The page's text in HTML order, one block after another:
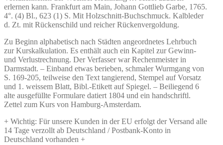
begreiflich
vorstellet,
Menge
erlernen kann. Frankfurt am Main, Johann Gottlieb Garbe, 1765.
4°. (4) Bl., 623 (1) S. Mit Holzschnitt-Buchschmuck. Kalbleder
d. Zt. mit Rückenschild und reicher Rückenvergoldung.
Zu Beginn alphabetisch nach Städten angeordnetes Lehrbuch
zur Kurskalkulation. Es enthält auch ein Kapitel zur Gewinn-
und Verlustrechnung. Der Verfasser war Rechenmeister in
Darmstadt. – Einband etwas berieben, schmaler Wurmgang von
S. 169-205, teilweise den Text tangierend, Stempel auf Vorsatz
und 1. weissem Blatt, Bibl.-Etikett auf Spiegel. – Beiliegend 6
alte ausgefüllte Formulare datiert 1804 und ein handschriftl.
Zettel zum Kurs von Hamburg-Amsterdam.
+ Wichtig: Für unsere Kunden in der EU erfolgt der Versand alle
14 Tage verzollt ab Deutschland / Postbank-Konto in
Deutschland vorhanden +